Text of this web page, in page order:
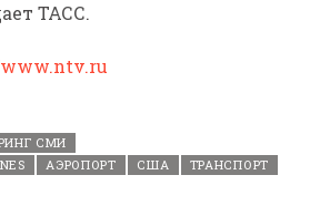
ТАСС.
СМИ
АЭРОПОРТ США
ТРАНСПОРТ